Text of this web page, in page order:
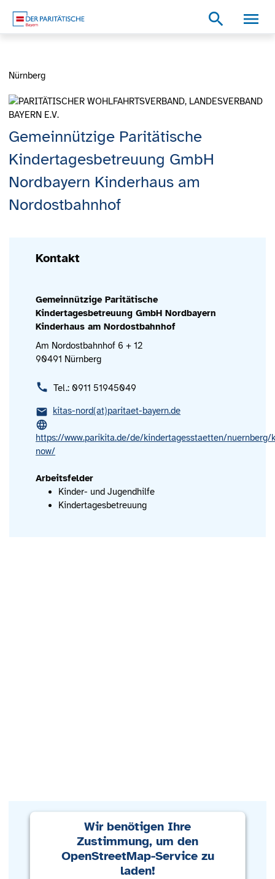
search
Gemeinnützige Paritätische
Kindertagesbetreuung GmbH
Nordbayern Kinderhaus am
Nordostbahnhof
Nürnberg
Kontakt
Gemeinnützige Paritätische
Kindertagesbetreuung GmbH Nordbayern
Kinderhaus am Nordostbahnhof
Am Nordostbahnhof 6 + 12
90491 Nürnberg
Tel.: 0911 51945049
kitas-nord(at)paritaet-bayern.de
https://www.parikita.de/de/kindertagesstaetten/nuernberg/
now/
Arbeitsfelder
Kinder- und Jugendhilfe
Kindertagesbetreuung
Wir benötigen Ihre
Zustimmung, um den
OpenStreetMap-Service zu
laden!